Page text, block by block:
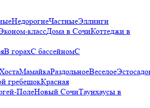
НедорогиеЧастныеЭллинги
классДома в СочиКоттеджи в
В горахС бассейномС
МамайкаРаздольноеВеселое
гребешокКрасная
ПолеНовый СочиТаунхаусы в